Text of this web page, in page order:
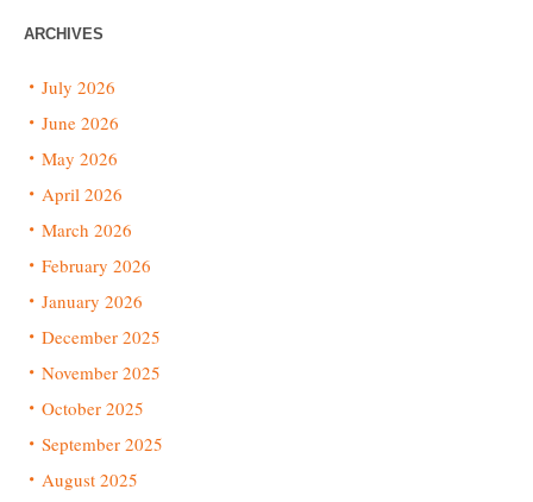
ARCHIVES
July 2026
June 2026
May 2026
April 2026
March 2026
February 2026
January 2026
December 2025
November 2025
October 2025
September 2025
August 2025